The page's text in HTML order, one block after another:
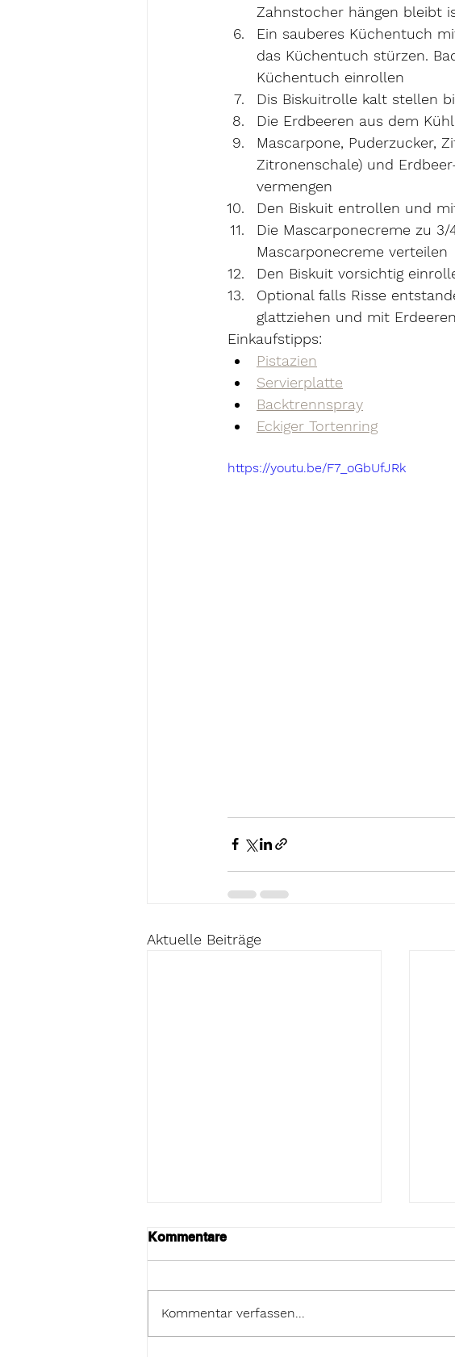
Zahnstocher hängen bleibt
Ein sauberes Küchentuch
das Küchentuch stürzen.
Küchentuch einrollen
Dis Biskuitrolle kalt stellen
Die Erdbeeren aus dem
Mascarpone, Puderzucker,
Zitronenschale) und
vermengen
Den Biskuit entrollen und
Die Mascarponecreme zu 3/
Mascarponecreme verteilen
Den Biskuit vorsichtig
Optional falls Risse
glattziehen und mit
Einkaufstipps:
Pistazien
Servierplatte
Backtrennspray
Eckiger Tortenring
https://youtu.be/F7_oGbUfJRk
Aktuelle Beiträge
Kommentare
Kommentar verfassen...